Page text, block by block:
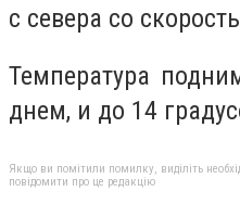
с севера со
Температура
днем, и до 14
Якщо ви помітили помилку, виділіть
повідомити про це редакцію